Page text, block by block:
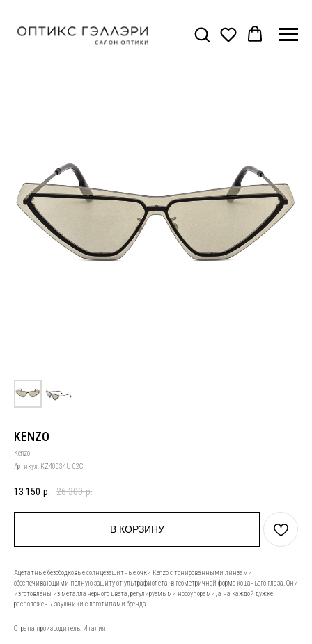
KENZO
Kenzo
Артикул: KZ40034U 02C
13 150 р. 26 300 р.
В КОРЗИНУ
Ацетатные безободковые солнцезащитные очки Kenzo с тонированными линзами,
обеспечивающими полную защиту от ультрафиолета, в геометричной форме кошачьего глаза. Они
изготовлены из металла черного цвета, регулируемыми носоупорами, а на каждой дужке
расположены заушники с логотипами бренда.
Страна производитель: Италия